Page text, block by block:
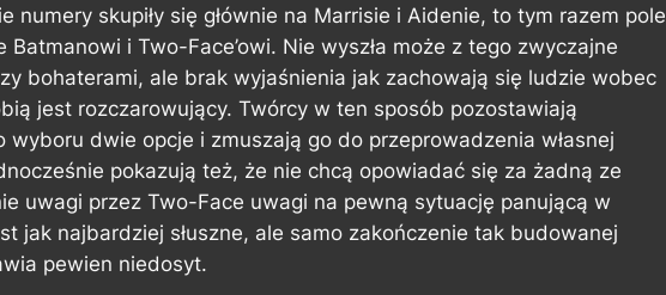
numery skupiły się głównie na Marrisie i Aidenie, to tym razem pole
Batmanowi i Two-Face’owi. Nie wyszła może z tego zwyczajne
bohaterami, ale brak wyjaśnienia jak zachowają się ludzie wobec
jest rozczarowujący. Twórcy w ten sposób pozostawiają
wyboru dwie opcje i zmuszają go do przeprowadzenia własnej
pokazują też, że nie chcą opowiadać się za żadną ze
uwagi przez Two-Face uwagi na pewną sytuację panującą w
jak najbardziej słuszne, ale samo zakończenie tak budowanej
pewien niedosyt.